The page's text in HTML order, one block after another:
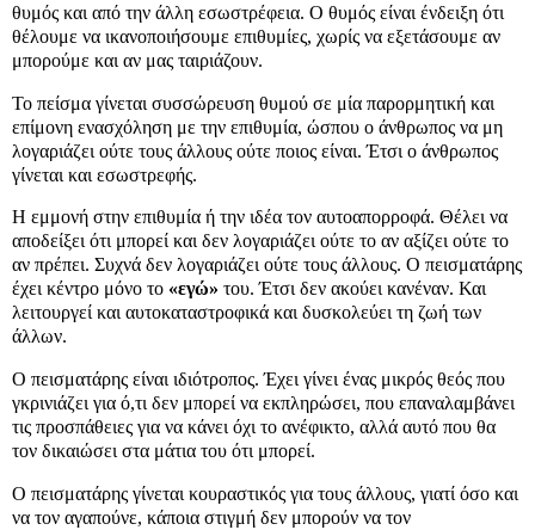
θυμός και από την άλλη εσωστρέφεια. Ο θυμός είναι ένδειξη ότι
θέλουμε να ικανοποιήσουμε επιθυμίες, χωρίς να εξετάσουμε αν
μπορούμε και αν μας ταιριάζουν.
Το πείσμα γίνεται συσσώρευση θυμού σε μία παρορμητική και
επίμονη ενασχόληση με την επιθυμία, ώσπου ο άνθρωπος να μη
λογαριάζει ούτε τους άλλους ούτε ποιος είναι. Έτσι ο άνθρωπος
γίνεται και εσωστρεφής.
Η εμμονή στην επιθυμία ή την ιδέα τον αυτοαπορροφά. Θέλει να
αποδείξει ότι μπορεί και δεν λογαριάζει ούτε το αν αξίζει ούτε το
αν πρέπει. Συχνά δεν λογαριάζει ούτε τους άλλους. Ο πεισματάρης
έχει κέντρο μόνο το «εγώ» του. Έτσι δεν ακούει κανέναν. Και
λειτουργεί και αυτοκαταστροφικά και δυσκολεύει τη ζωή των
άλλων.
Ο πεισματάρης είναι ιδιότροπος. Έχει γίνει ένας μικρός θεός που
γκρινιάζει για ό,τι δεν μπορεί να εκπληρώσει, που επαναλαμβάνει
τις προσπάθειες για να κάνει όχι το ανέφικτο, αλλά αυτό που θα
τον δικαιώσει στα μάτια του ότι μπορεί.
Ο πεισματάρης γίνεται κουραστικός για τους άλλους, γιατί όσο και
να τον αγαπούνε, κάποια στιγμή δεν μπορούν να τον